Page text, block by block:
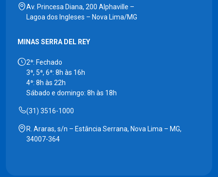
Av. Princesa Diana, 200 Alphaville –
Lagoa dos Ingleses – Nova Lima/MG
MINAS SERRA DEL REY
2ª: Fechado
3ª, 5ª, 6ª: 8h às 16h
4ª: 8h às 22h
Sábado e domingo: 8h às 18h
(31) 3516-1000
R. Araras, s/n – Estância Serrana, Nova Lima – MG,
34007-364